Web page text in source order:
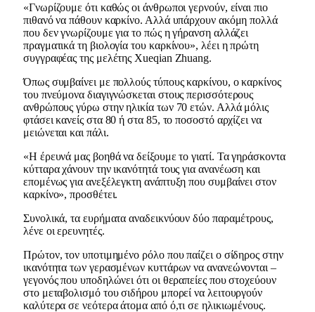
«Γνωρίζουμε ότι καθώς οι άνθρωποι γερνούν, είναι πιο
πιθανό να πάθουν καρκίνο. Αλλά υπάρχουν ακόμη πολλά
που δεν γνωρίζουμε για το πώς η γήρανση αλλάζει
πραγματικά τη βιολογία του καρκίνου», λέει η πρώτη
συγγραφέας της μελέτης Xueqian Zhuang.
Όπως συμβαίνει με πολλούς τύπους καρκίνου, ο καρκίνος
του πνεύμονα διαγιγνώσκεται στους περισσότερους
ανθρώπους γύρω στην ηλικία των 70 ετών. Αλλά μόλις
φτάσει κανείς στα 80 ή στα 85, το ποσοστό αρχίζει να
μειώνεται και πάλι.
«Η έρευνά μας βοηθά να δείξουμε το γιατί. Τα γηράσκοντα
κύτταρα χάνουν την ικανότητά τους για ανανέωση και
επομένως για ανεξέλεγκτη ανάπτυξη που συμβαίνει στον
καρκίνο», προσθέτει.
Συνολικά, τα ευρήματα αναδεικνύουν δύο παραμέτρους,
λένε οι ερευνητές.
Πρώτον, τον υποτιμημένο ρόλο που παίζει ο σίδηρος στην
ικανότητα των γερασμένων κυττάρων να ανανεώνονται –
γεγονός που υποδηλώνει ότι οι θεραπείες που στοχεύουν
στο μεταβολισμό του σιδήρου μπορεί να λειτουργούν
καλύτερα σε νεότερα άτομα από ό,τι σε ηλικιωμένους.